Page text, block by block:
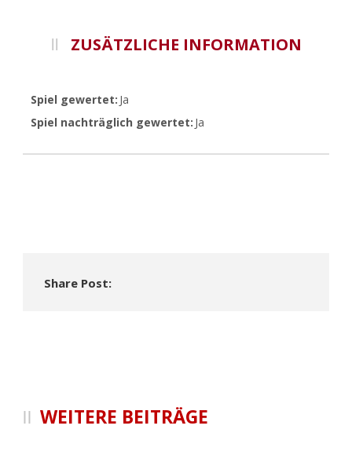
ZUSÄTZLICHE INFORMATION
Spiel gewertet Ja
Spiel nachträglich gewertet Ja
Share Post:
WEITERE BEITRÄGE